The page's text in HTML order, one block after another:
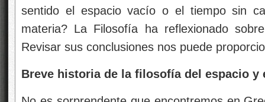
sentido el espacio vacío o el tiempo sin
materia? La Filosofía ha reflexionado
Revisar sus conclusiones nos puede
Breve historia de la filosofía del espacio y